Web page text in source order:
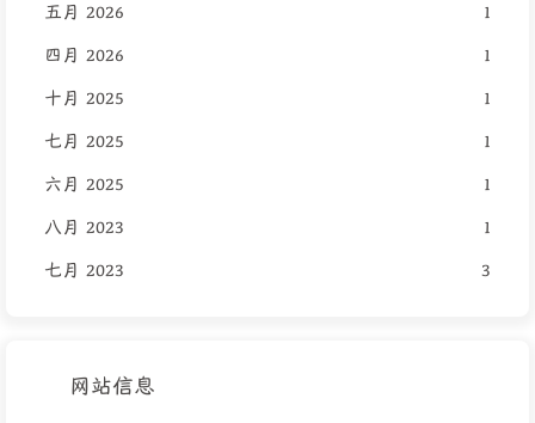
五月 2026
1
四月 2026
1
十月 2025
1
七月 2025
1
六月 2025
1
八月 2023
1
七月 2023
3
网站信息